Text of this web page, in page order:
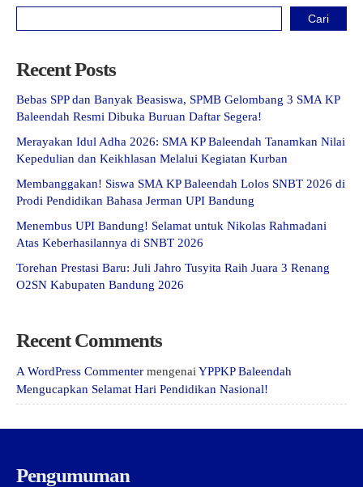
Cari
Recent Posts
Bebas SPP dan Banyak Beasiswa, SPMB Gelombang 3 SMA KP
Baleendah Resmi Dibuka Buruan Daftar Segera!
Merayakan Idul Adha 2026: SMA KP Baleendah Tanamkan Nilai
Kepedulian dan Keikhlasan Melalui Kegiatan Kurban
Membanggakan! Siswa SMA KP Baleendah Lolos SNBT 2026 di
Prodi Pendidikan Bahasa Jerman UPI Bandung
Menembus UPI Bandung! Selamat untuk Nikolas Rahmadani
Atas Keberhasilannya di SNBT 2026
Torehan Prestasi Baru: Juli Jahro Tusyita Raih Juara 3 Renang
O2SN Kabupaten Bandung 2026
Recent Comments
A WordPress Commenter mengenai YPPKP Baleendah
Mengucapkan Selamat Hari Pendidikan Nasional!
Pengumuman